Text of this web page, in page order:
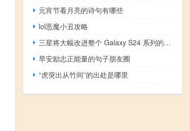
元宵节看月亮的诗句有哪些
lol恶魔小丑攻略
三星将大幅改进整个 Galaxy S24 系列的显示屏
早安励志正能量的句子朋友圈
“虎突出从竹间”的出处是哪里